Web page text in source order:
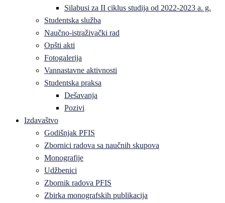
Silabusi za II ciklus studija od 2022-2023 a. g.
Studentska služba
Naučno-istraživački rad
Opšti akti
Fotogalerija
Vannastavne aktivnosti
Studentska praksa
Dešavanja
Pozivi
Izdavaštvo
Godišnjak PFIS
Zbornici radova sa naučnih skupova
Monografije
Udžbenici
Zbornik radova PFIS
Zbirka monografskih publikacija